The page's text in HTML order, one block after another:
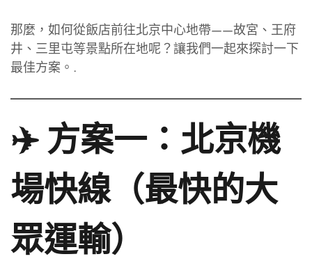
那麼，如何從飯店前往北京中心地帶——故宮、王府
井、三里屯等景點所在地呢？讓我們一起來探討一下
最佳方案。.
✈️ 方案一：北京機
場快線（最快的大
眾運輸）